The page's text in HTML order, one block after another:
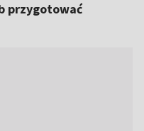
przygotować